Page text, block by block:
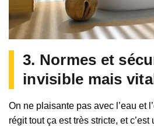
3. Normes et
invisible mais
On ne plaisante pas avec l’eau et
régit tout ça est très stricte, et